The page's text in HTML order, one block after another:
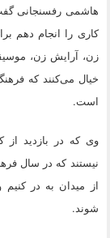
هاشمی رفسنجانی
کاری را انجام دهم
زن، آرایش زن،
خیال می‌کنند که
است.
وی که در بازدید
نیستند که در سال
از میدان به در کنیم
شوند.